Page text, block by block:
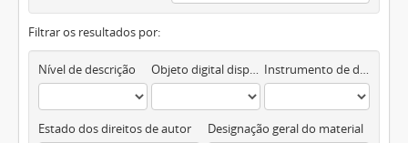
Filtrar os resultados por:
Nível de descrição Objeto digital disponível Instrumento de descrição documental
Estado dos direitos de autor Designação geral do material